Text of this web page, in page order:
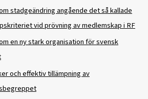
stadgeändring angående det så kallade
vid prövning av medlemskap i RF
en ny stark organisation för svensk
och effektiv tillämpning av